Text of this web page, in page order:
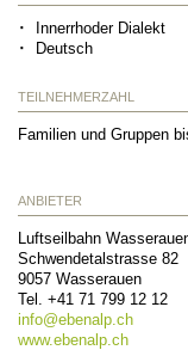
Innerrhoder Dialekt
Deutsch
TEILNEHMERZAHL
Familien und Gruppen
ANBIETER
Luftseilbahn
Schwendetalstrasse 82
9057 Wasserauen
Tel. +41 71 799 12 12
info@ebenalp.ch
www.ebenalp.ch